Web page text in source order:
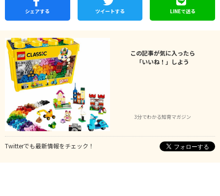
シェアする ツイートする LINEで送る
この記事が気に入ったら
「いいね！」しよう
3分でわかる知育マガジン
Twitterでも最新情報をチェック！